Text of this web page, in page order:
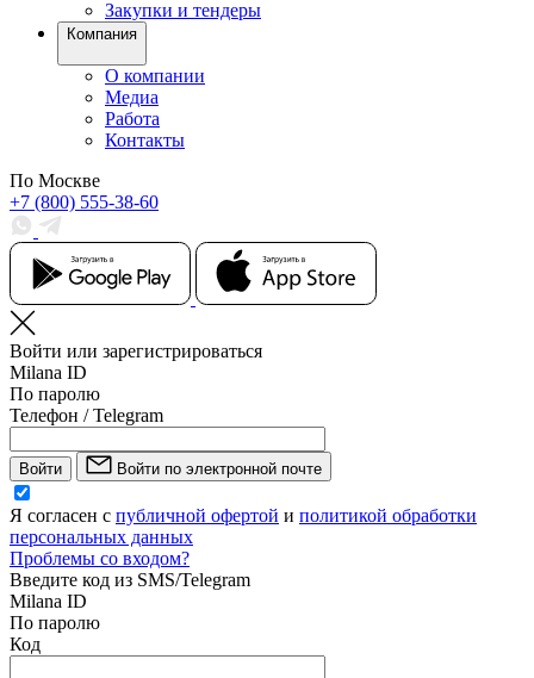
Закупки и тендеры
Компания
О компании
Медиа
Работа
Контакты
По Москве
+7 (800) 555-38-60
Войти или зарегистрироваться
Milana ID
По паролю
Телефон / Telegram
Войти Войти по электронной почте
Я согласен с публичной офертой и политикой обработки
персональных данных
Проблемы со входом?
Введите код из SMS/Telegram
Milana ID
По паролю
Код